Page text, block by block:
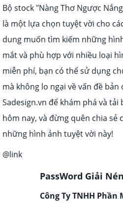
Bộ stock "Nàng Thơ Ngược
là một lựa chọn tuyệt vời cho
dung muốn tìm kiếm những
mắt và phù hợp với nhiều loại
miễn phí, bạn có thể sử dụng
mà không lo ngại về vấn đề
Sadesign.vn để khám phá và tải
hôm nay, và đừng quên chia sẻ
những hình ảnh tuyệt vời này!
@link
PassWord Giải
Công Ty TNHH Phần